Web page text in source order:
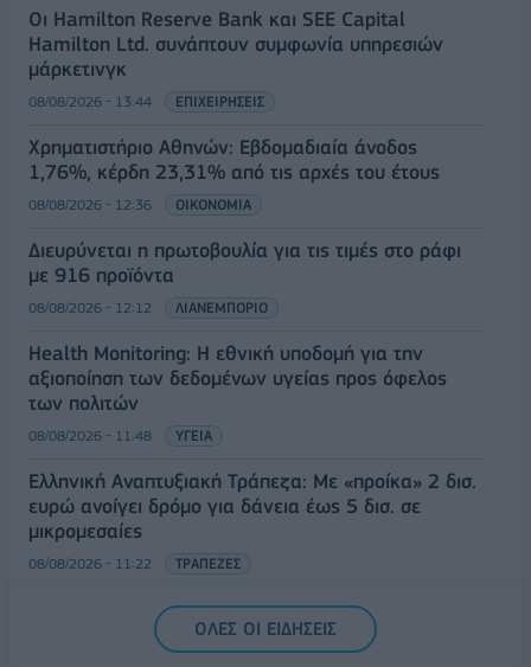
Οι Hamilton Reserve Bank και SEE Capital
Hamilton Ltd. συνάπτουν συμφωνία υπηρεσιών
μάρκετινγκ
08/08/2026 - 13:44 ΕΠΙΧΕΙΡΗΣΕΙΣ
Χρηματιστήριο Αθηνών: Εβδομαδιαία άνοδος
1,76%, κέρδη 23,31% από τις αρχές του έτους
08/08/2026 - 12:36 ΟΙΚΟΝΟΜΙΑ
Διευρύνεται η πρωτοβουλία για τις τιμές στο ράφι
με 916 προϊόντα
08/08/2026 - 12:12 ΛΙΑΝΕΜΠΟΡΙΟ
Health Monitoring: Η εθνική υποδομή για την
αξιοποίηση των δεδομένων υγείας προς όφελος
των πολιτών
08/08/2026 - 11:48 ΥΓΕΙΑ
Ελληνική Αναπτυξιακή Τράπεζα: Με «προίκα» 2 δισ.
ευρώ ανοίγει δρόμο για δάνεια έως 5 δισ. σε
μικρομεσαίες
08/08/2026 - 11:22 ΤΡΑΠΕΖΕΣ
5G παντού, 6G στον ορίζοντα: Πού βρίσκεται η
Ελλάδα στη μεγάλη τεχνολογική μετάβαση
ΟΛΕΣ ΟΙ ΕΙΔΗΣΕΙΣ